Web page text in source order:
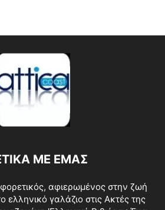
ΜΕ ΕΜΑΣ
αφιερωμένος στην ζωή
ελληνικό γαλάζιο στις Ακτές της